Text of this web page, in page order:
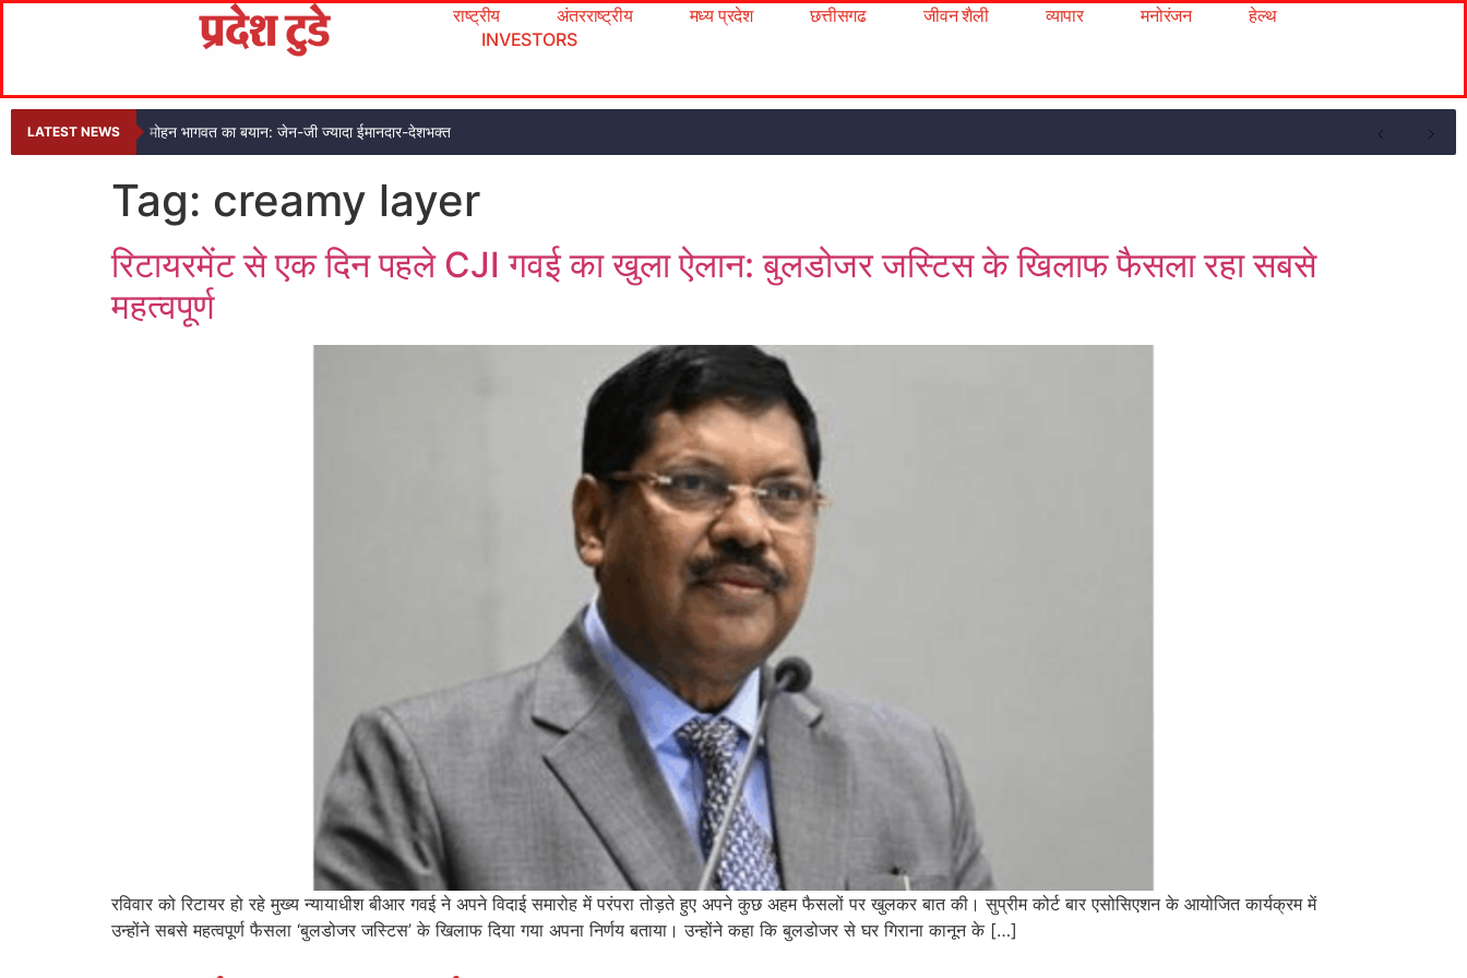
राष्ट्रीय अंतरराष्ट्रीय मध्य प्रदेश छत्तीसगढ जीवन शैली व्यापार मनोरंजन
हेल्थ
INVESTORS
LATEST NEWS मोहन भागवत का बयान: जेन-जी ज्यादा ईमानदार-देशभक्त
Tag: creamy layer
रिटायरमेंट से एक दिन पहले CJI गवई का खुला ऐलान: बुलडोजर जस्टिस के खिलाफ फैसला रहा सबसे
महत्वपूर्ण
रविवार को रिटायर हो रहे मुख्य न्यायाधीश बीआर गवई ने अपने विदाई समारोह में परंपरा तोड़ते हुए अपने कुछ अहम फैसलों पर खुलकर बात की। सुप्रीम कोर्ट बार एसोसिएशन के आयोजित कार्यक्रम में
उन्होंने सबसे महत्वपूर्ण फैसला ‘बुलडोजर जस्टिस’ के खिलाफ दिया गया अपना निर्णय बताया। उन्होंने कहा कि बुलडोजर से घर गिराना कानून के […]